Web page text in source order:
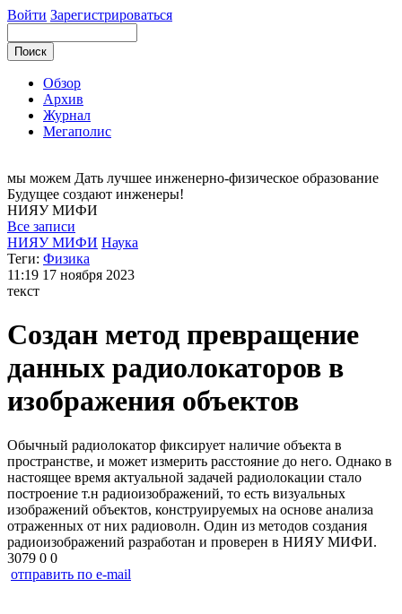
Войти Зарегистрироваться
Обзор
Архив
Журнал
Мегаполис
мы можем Дать лучшее инженерно-физическое образование
Будущее создают инженеры!
НИЯУМИФИ
Все записи
НИЯУ МИФИ Наука
Теги: Физика
11:19 17 ноября 2023
текст
Создан метод превращение
данных радиолокаторов в
изображения объектов
Обычный радиолокатор фиксирует наличие объекта в
пространстве, и может измерить расстояние до него. Однако в
настоящее время актуальной задачей радиолокации стало
построение т.н радиоизображений, то есть визуальных
изображений объектов, конструируемых на основе анализа
отраженных от них радиоволн. Один из методов создания
радиоизображений разработан и проверен в НИЯУ МИФИ.
3079 0 0
отправить по e-mail